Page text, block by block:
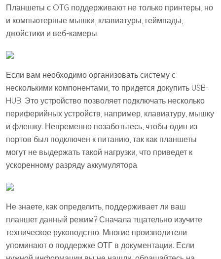
Планшеты с OTG поддерживают не только принтеры, но
и компьютерные мышки, клавиатуры, геймпады,
джойстики и веб-камеры.
Если вам необходимо организовать систему с
несколькими компонентами, то придется докупить USB-
HUB. Это устройство позволяет подключать несколько
периферийных устройств, например, клавиатуру, мышку
и флешку. Непременно позаботьтесь, чтобы один из
портов был подключен к питанию, так как планшеты
могут не выдержать такой нагрузки, что приведет к
ускоренному разряду аккумулятора.
Не знаете, как определить, поддерживает ли ваш
планшет данный режим? Сначала тщательно изучите
техническое руководство. Многие производители
упоминают о поддержке ОТГ в документации. Если